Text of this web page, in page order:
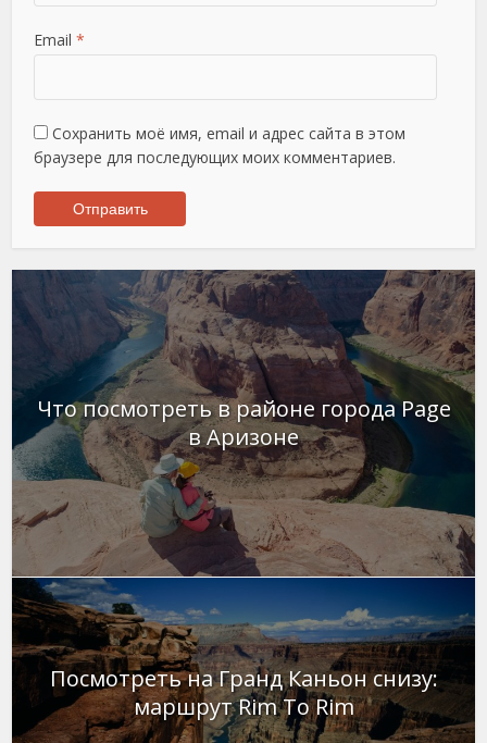
Email *
Сохранить моё имя, email и адрес сайта в этом
браузере для последующих моих комментариев.
Что посмотреть в районе города Page
в Аризоне
Посмотреть на Гранд Каньон снизу:
маршрут Rim To Rim